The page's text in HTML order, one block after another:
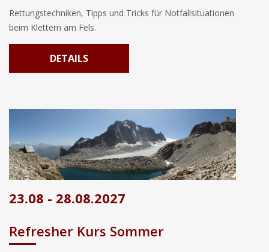
Rettungstechniken, Tipps und Tricks für Notfallsituationen
beim Klettern am Fels.
DETAILS
23.08 - 28.08.2027
Refresher Kurs Sommer